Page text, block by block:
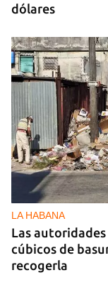
dólares
LA HABANA
Las
cúbicos de
recogerla